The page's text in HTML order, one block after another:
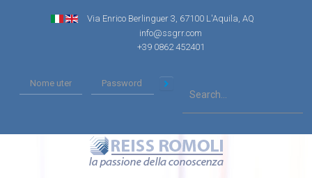
Via Enrico Berlinguer 3, 67100 L'Aquila, AQ
info@ssgrr.com
+39 0862 452401